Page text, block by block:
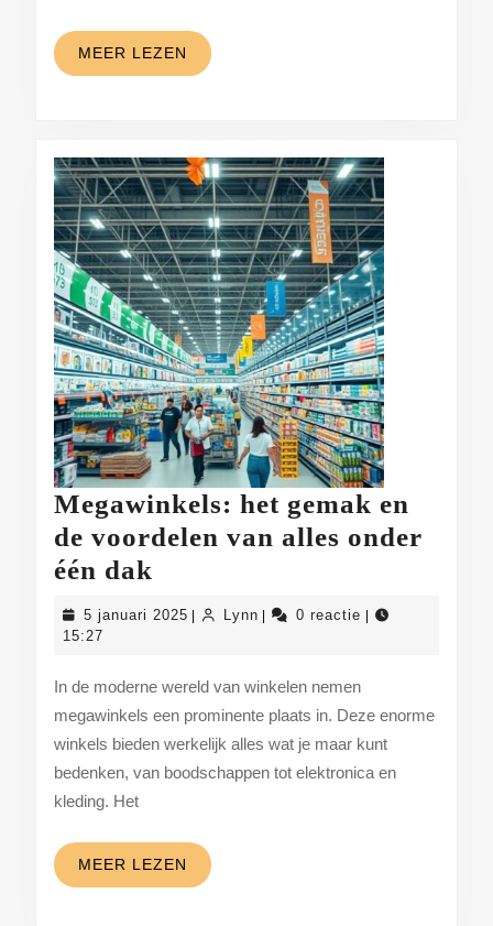
MEER LEZEN MEER
LEZEN
Megawinkels: het gemak en
de voordelen van alles onder
één dak
het
de
voordelen
van
één
5 januari 2025 5
LynnLynn 0 reactie
15:27
In de moderne wereld van winkelen nemen
megawinkels een prominente plaats in. Deze enorme
winkels bieden werkelijk alles wat je maar kunt
bedenken, van boodschappen tot elektronica en
kleding. Het
MEER LEZEN MEER
LEZEN